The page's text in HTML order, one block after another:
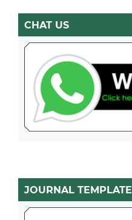
CHAT US
JOURNAL TEMPLATE